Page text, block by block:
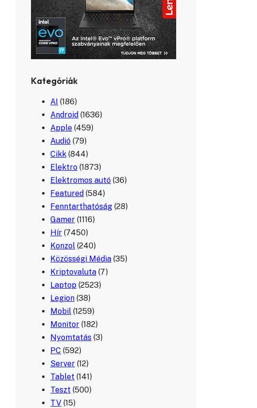
Kategóriák
AI (186)
Android (1636)
Apple (459)
Audió (79)
Cikk (844)
Elektro (1873)
Elektromos autó (36)
Featured (584)
Fenntarthatóság (28)
Gamer (1116)
Hír (7450)
Konzol (240)
Közösségi Média (35)
Kriptovaluta (7)
Laptop (2523)
Legion (38)
Mobil (1259)
Monitor (182)
Nyomtatás (3)
PC (592)
Server (12)
Tablet (141)
Teszt (500)
TV (15)